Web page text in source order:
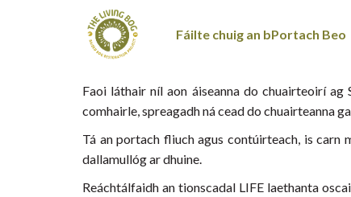
Fáilte chuig an bPortach Beo
Faoi láthair níl aon áiseanna do chuairteoirí
comhairle, spreagadh ná cead do chuairteanna
Tá an portach fliuch agus contúirteach, is carn
dallamullóg ar dhuine.
Reáchtálfaidh an tionscadal LIFE laethanta